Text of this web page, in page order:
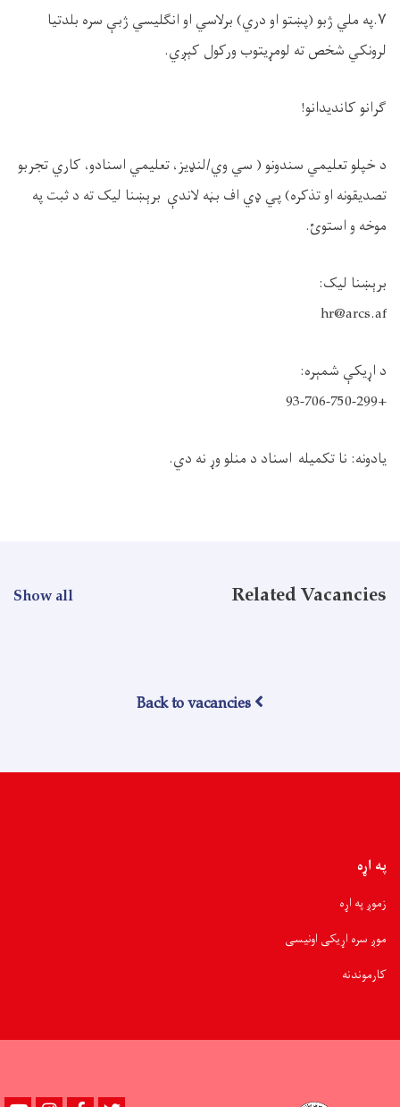
۷.په ملي ژبو (پښتو او دري) برلاسي او انګلیسي ژبې سره بلدتیا
لرونکي شخص ته لومړیتوب ورکول کېږي.
ګرانو کاندیدانو!
د خپلو تعلیمي سندونو ( سي وي/لنډیز، تعلیمي اسنادو، کاري تجربو
تصدیقونه او تذکره) پي ډي اف بڼه لاندې برېښنا لیک ته د ثبت په
موخه و استوئ.
برېښنا لیک:
hr@arcs.af
د اړیکې شمېره: ‪
+93-706-750-299
یادونه: نا تکمیله اسناد د منلو وړ نه دي.
Related Vacancies
Show all
Back to vacancies
په اړه
زموږ په اړه
موږ سره اړیکی اونیسی
کارموندنه